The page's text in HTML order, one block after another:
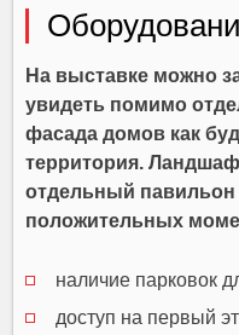
На выставке можно
увидеть помимо
фасада домов как
территория.
отдельный павильон
положительных
наличие парковок
доступ на первый